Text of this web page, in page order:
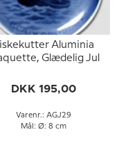
Aluminia
Glædelig Jul
DKK 195,00
Varenr.: AGJ29
Mål: Ø: 8 cm